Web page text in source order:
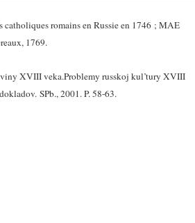
romains en Russie en 1746 ; MAE
1769.
XVIII veka.Problemy russkoj kul’tury XVIII
SPb., 2001. P. 58-63.